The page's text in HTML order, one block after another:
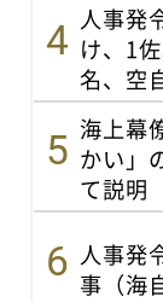
人事発
け、1
名、空
海上幕
かい」
て説明
人事発
事（海